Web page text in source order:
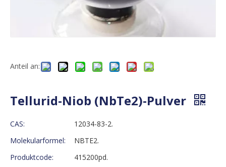
Anteil an:
Tellurid-Niob (NbTe2)-Pulver
CAS:
12034-83-2.
Molekularformel:
NBTE2.
Produktcode:
415200pd.